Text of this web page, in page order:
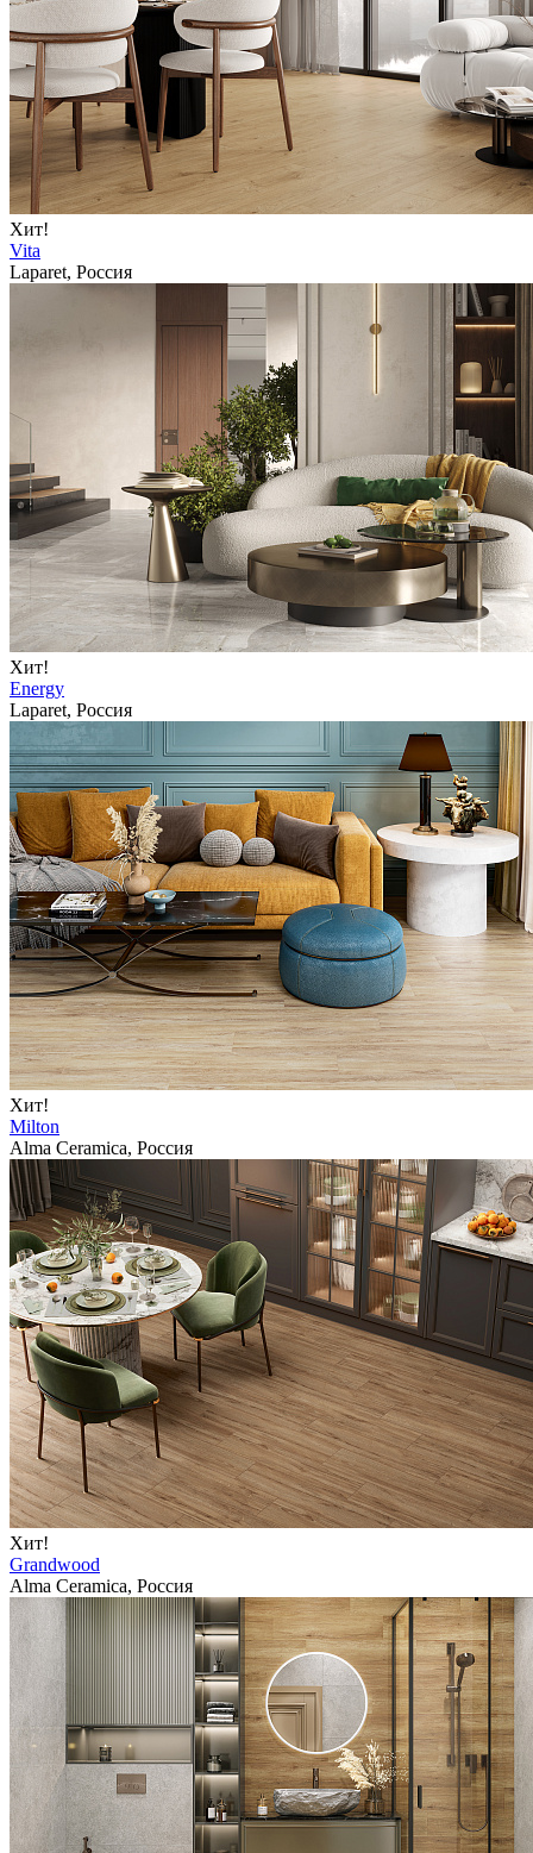
Хит!
Vita
Laparet, Россия
Хит!
Energy
Laparet, Россия
Хит!
Milton
Alma Ceramica, Россия
Хит!
Grandwood
Alma Ceramica, Россия